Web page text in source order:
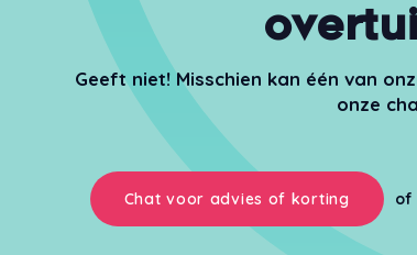
Geeft niet! Misschien kan één van
onze
Chat voor advies of korting of